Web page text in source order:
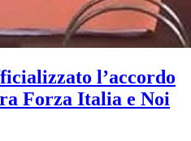
l’accordo
Forza Italia e Noi